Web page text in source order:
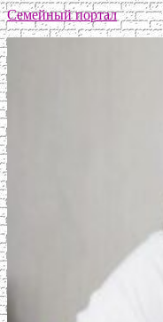
Семейный портал